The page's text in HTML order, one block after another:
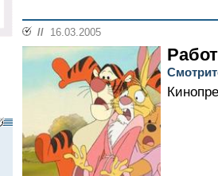
// 16.03.2005